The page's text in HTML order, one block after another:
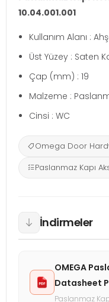
10.04.001.001
Kullanım Alanı :
Üst Yüzey : Saten
Çap (mm) : 19
Malzeme :
Cinsi : WC
Omega Door
Paslanmaz Kapı
İndirmeler
OMEGA
Datasheet
Paslanmaz